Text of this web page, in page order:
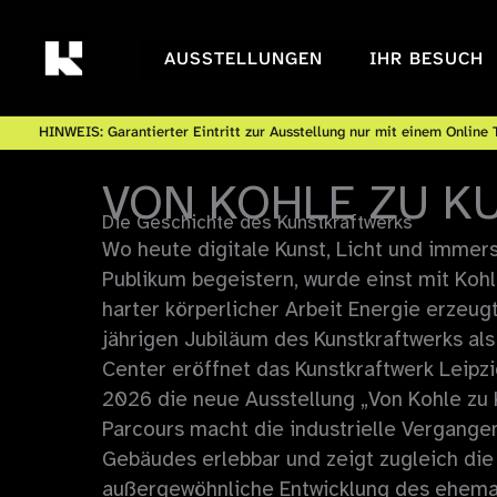
Inhalt
springen
AUSSTELLUNGEN IHR BESUCH
HINWEIS: Garantierter Eintritt zur Ausstellung nur mit einem
VON KOHLE ZU
Die Geschichte des Kunstkraftwerks
Wo heute digitale Kunst, Licht und
Publikum begeistern, wurde einst mit
harter körperlicher Arbeit Energie
jährigen Jubiläum des Kunstkraftwerks
Center eröffnet das Kunstkraftwerk
2026 die neue Ausstellung „Von Kohle zu
Parcours macht die industrielle
Gebäudes erlebbar und zeigt zugleich die
außergewöhnliche Entwicklung des